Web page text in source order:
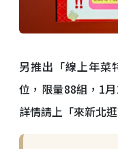
另推出「線上年菜
位，限量88組，1
詳情請上「來新北